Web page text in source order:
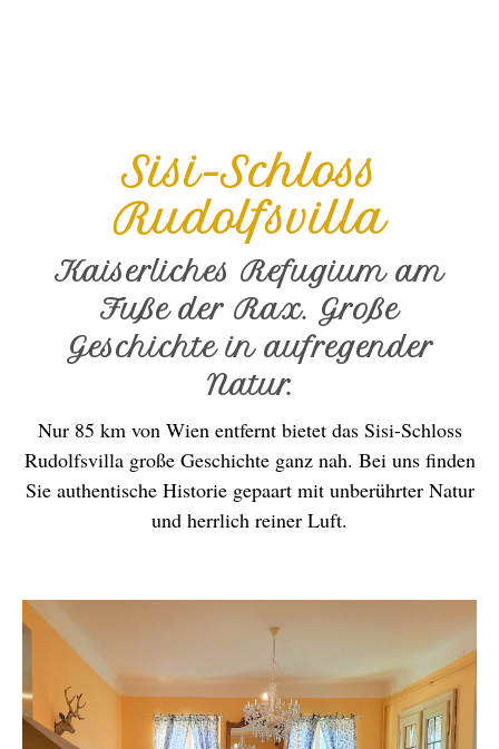
Sisi-Schloss
Rudolfsvilla
Kaiserliches Refugium am
Fuße der Rax. Große
Geschichte in aufregender
Natur.
Nur 85 km von Wien entfernt bietet das Sisi-Schloss
Rudolfsvilla große Geschichte ganz nah. Bei uns finden
Sie authentische Historie gepaart mit unberührter Natur
und herrlich reiner Luft.